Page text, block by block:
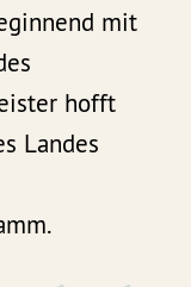
mit
hofft
Landes